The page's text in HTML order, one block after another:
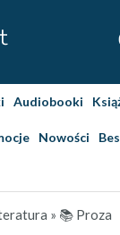
Audiobooki
Nowości
» 📚 Proza